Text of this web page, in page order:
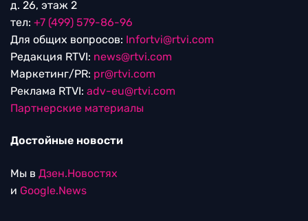
д. 26, этаж 2
тел: +7 (499) 579-86-96
Для общих вопросов: Infortvi@rtvi.com
Редакция RTVI: news@rtvi.com
Маркетинг/PR: pr@rtvi.com
Реклама RTVI: adv-eu@rtvi.com
Партнерские материалы
Достойные новости
Мы в Дзен.Новостях
и Google.News